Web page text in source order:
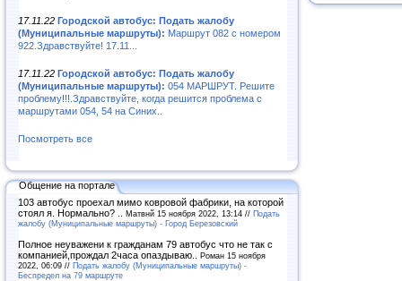
17.11.22 Городской автобус: Подать жалобу
(Муниципальные маршруты): Маршрут 082 с номером
922.Здравствуйте! 17.11...
17.11.22 Городской автобус: Подать жалобу
(Муниципальные маршруты): 054 МАРШРУТ. Решите
проблему!!!.Здравствуйте, когда решится проблема с
маршрутами 054, 54 на Синих..
Посмотреть все
Общение на портале
103 автобус проехал мимо ковровой фабрики, на которой
стоял я. Нормально? .. Матвнй 15 ноября 2022, 13:14 // Подать
жалобу (Муниципальные маршруты) - Город Березовский
Полное неуважени к гражданам 79 автобус что не так с
компанией,прождал 2часа опаздываю.. Роман 15 ноября
2022, 06:09 // Подать жалобу (Муниципальные маршруты) -
Беспредел на 79 маршруте